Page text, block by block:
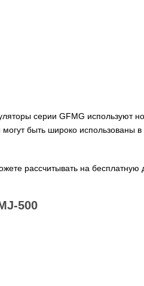
серии GFMG используют
быть широко использованы
рассчитывать на бесплатную
500